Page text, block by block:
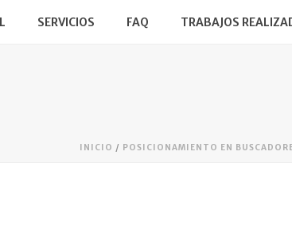
SERVICIOS FAQ TRABAJOS
INICIO / POSICIONAMIENTO EN